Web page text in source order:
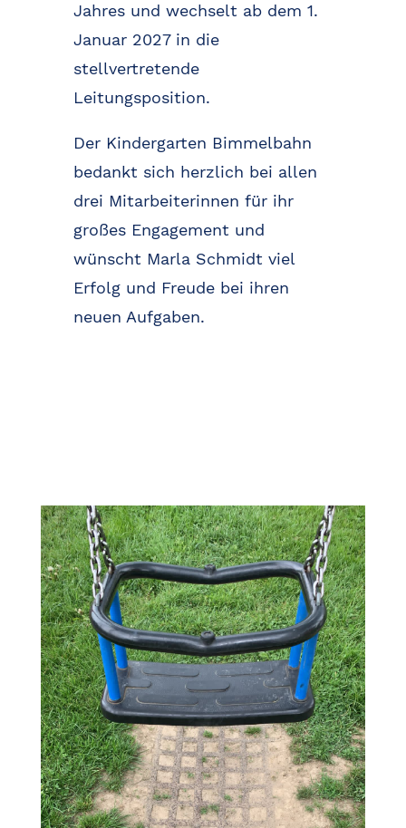
Jahres und wechselt ab dem 1.
Januar 2027 in die
stellvertretende
Leitungsposition.
Der Kindergarten Bimmelbahn
bedankt sich herzlich bei allen
drei Mitarbeiterinnen für ihr
großes Engagement und
wünscht Marla Schmidt viel
Erfolg und Freude bei ihren
neuen Aufgaben.